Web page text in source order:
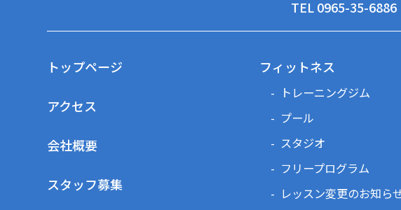
TEL 0965-35-6886
トップページ フィットネス
トレーニングジム
プール
スタジオ
フリープログラム
レッスン変更のお知ら
アクセス
会社概要
スタッフ募集